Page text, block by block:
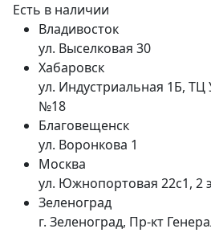
Есть в наличии
Владивосток
ул. Выселковая 30
Хабаровск
ул. Индустриальная 1Б,
№18
Благовещенск
ул. Воронкова 1
Москва
ул. Южнопортовая 22с1, 2
Зеленоград
г. Зеленоград, Пр-кт